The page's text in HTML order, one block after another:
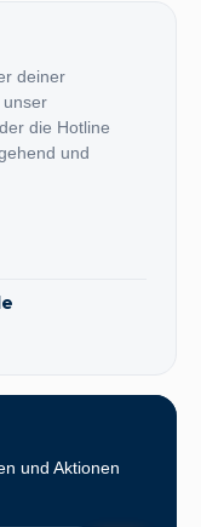
deiner
unser
die Hotline
und
und Aktionen